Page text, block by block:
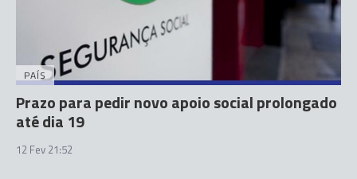
PAÍS
Prazo para pedir novo apoio social prolongado
até dia 19
12 Fev 21:52